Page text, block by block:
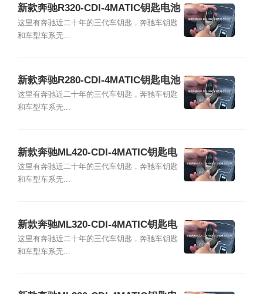
新款奔驰R320-CDI-4MATIC钥匙电池
怎么换
这里有奔驰近二十年的三代车钥匙，奔驰车钥匙
和车型车系无...
新款奔驰R280-CDI-4MATIC钥匙电池
怎么换
这里有奔驰近二十年的三代车钥匙，奔驰车钥匙
和车型车系无...
新款奔驰ML420-CDI-4MATIC钥匙电
池怎么换
这里有奔驰近二十年的三代车钥匙，奔驰车钥匙
和车型车系无...
新款奔驰ML320-CDI-4MATIC钥匙电
池怎么换
这里有奔驰近二十年的三代车钥匙，奔驰车钥匙
和车型车系无...